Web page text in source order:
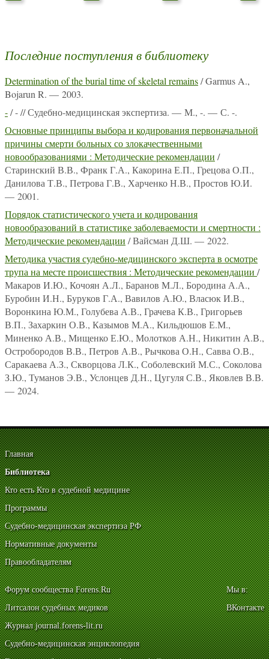
Последние поступления в библиотеку
Determination of the burial time of skeletal remains/ Garmus A.,
Bojarun R. — 2003.
-/ - // Судебно-медицинская экспертиза. — М., -. — С. -.
Основные принципы выбора и кодирования первоначальной
причины смерти больных со злокачественными
новообразованиями : Методические рекомендации /
Старинский В.В., Франк Г.А., Какорина Е.П., Грецова О.П.,
Данилова Т.В., Петрова Г.В., Харченко Н.В., Простов Ю.И.
— 2001.
Порядок статистического учета и кодирования
новообразований в статистике заболеваемости и смертности :
Методические рекомендации / Вайсман Д.Ш. — 2022.
Методика участия судебно-медицинского эксперта в осмотре
трупа на месте происшествия : Методические рекомендации /
Макаров И.Ю., Кочоян А.Л., Баранов М.Л., Бородина А.А.,
Буробин И.Н., Буруков Г.А., Вавилов А.Ю., Власюк И.В.,
Воронкина Ю.М., Голубева А.В., Грачева К.В., Григорьев
В.П., Захаркин О.В., Казымов М.А., Кильдюшов Е.М.,
Миненко А.В., Мищенко Е.Ю., Молотков А.Н., Никитин А.В.,
Остробородов В.В., Петров А.В., Рычкова О.Н., Савва О.В.,
Саракаева А.З., Скворцова Л.К., Соболевский М.С., Соколова
З.Ю., Туманов Э.В., Услонцев Д.Н., Цугуля С.В., Яковлев В.В.
— 2024.
Главная
Библиотека
Кто есть Кто в судебной медицине
Программы
Судебно-медицинская экспертиза РФ
Нормативные документы
Правообладателям
Форум сообщества Forens.Ru
Литсалон судебных медиков
Журнал journal.forens-lit.ru
Судебно-медицинская энциклопедия
Мы в:
ВКонтакте